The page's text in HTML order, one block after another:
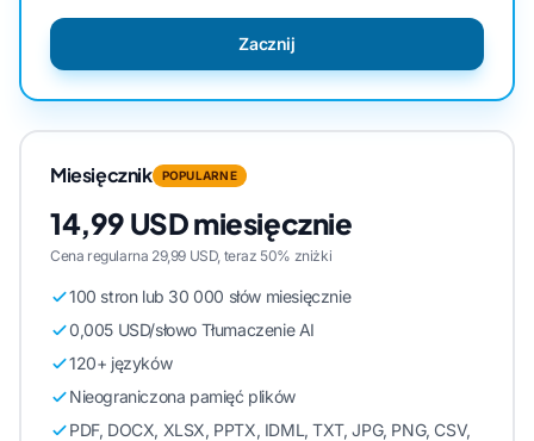
Zacznij
Miesięcznik POPULARNE
14,99 USD miesięcznie
Cena regularna 29,99 USD, teraz 50% zniżki
100 stron lub 30 000 słów miesięcznie
0,005 USD/słowo Tłumaczenie AI
120+ języków
Nieograniczona pamięć plików
PDF, DOCX, XLSX, PPTX, IDML, TXT, JPG, PNG, CSV,